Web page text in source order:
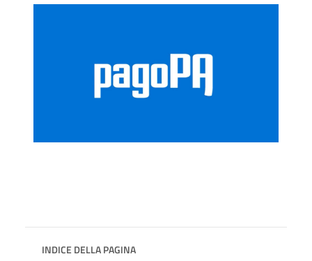
INDICE DELLA PAGINA